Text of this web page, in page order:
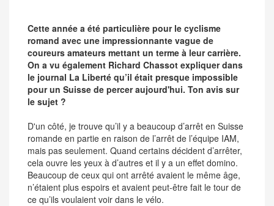
Cette année a été particulière pour le cyclisme
romand avec une impressionnante vague de
coureurs amateurs mettant un terme à leur carrière.
On a vu également Richard Chassot expliquer dans
le journal La Liberté qu’il était presque impossible
pour un Suisse de percer aujourd'hui. Ton avis sur
le sujet ?
D'un côté, je trouve qu’il y a beaucoup d’arrêt en Suisse
romande en partie en raison de l’arrêt de l’équipe IAM,
mais pas seulement. Quand certains décident d’arrêter,
cela ouvre les yeux à d’autres et il y a un effet domino.
Beaucoup de ceux qui ont arrêté avaient le même âge,
n’étaient plus espoirs et avaient peut-être fait le tour de
ce qu’ils voulaient voir dans le vélo.